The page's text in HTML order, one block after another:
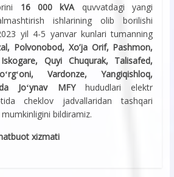
16 000 kVA quvvatdagi yangi
ishlarining olib borilishi
yil 4-5 yanvar kunlari tumanning
Polvonobod, Xo’ja Orif, Pashmon,
Quyi Chuqurak, Talisafed,
Vardonze, Yangiqishloq,
Joʻynav MFYhududlari elektr
cheklov jadvallaridan tashqari
bildiramiz.
xizmati